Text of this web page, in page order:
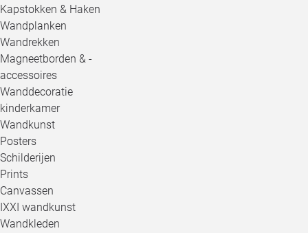
Kapstokken & Haken
Wandplanken
Wandrekken
Magneetborden & -
accessoires
Wanddecoratie
kinderkamer
Wandkunst
Posters
Schilderijen
Prints
Canvassen
IXXI wandkunst
Wandkleden